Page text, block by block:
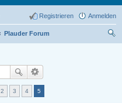
Anmelden
Registrieren
Plauder Forum
2 3 4 5